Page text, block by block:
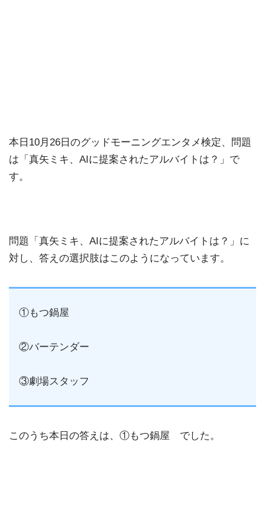
本日10月26日のグッドモーニングエンタメ検定、問題
は「真矢ミキ、AIに提案されたアルバイトは？」で
す。
問題「真矢ミキ、AIに提案されたアルバイトは？」に
対し、答えの選択肢はこのようになっています。
①もつ鍋屋
②バーテンダー
③劇場スタッフ
このうち本日の答えは、①もつ鍋屋 でした。